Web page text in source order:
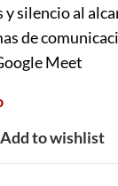
silencio al
de
Meet
Add to wishlist